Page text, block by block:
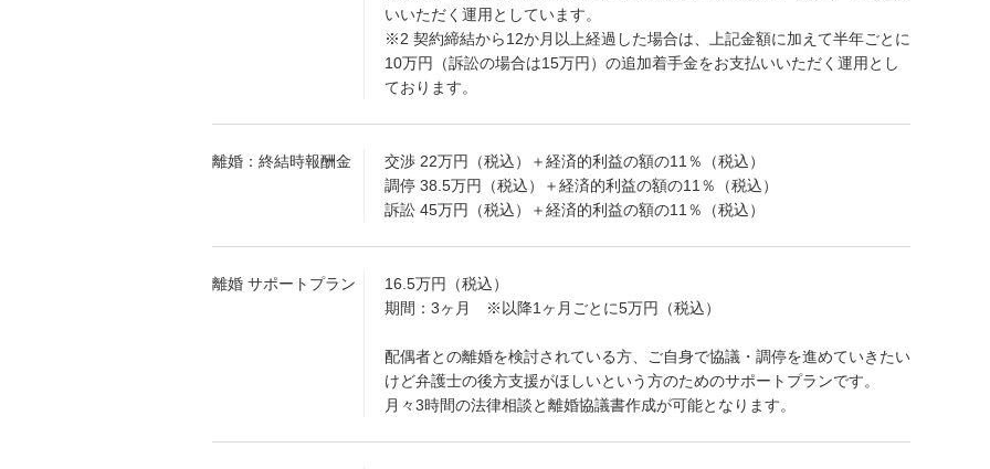
いいただく運用としています。
※2 契約締結から12か月以上経過した場合は、上記金額に加えて半年ごとに
10万円（訴訟の場合は15万円）の追加着手金をお支払いいただく運用とし
ております。
離婚：終結時報酬金
交渉 22万円（税込）＋経済的利益の額の11％（税込）
調停 38.5万円（税込）＋経済的利益の額の11％（税込）
訴訟 45万円（税込）＋経済的利益の額の11％（税込）
離婚 サポートプラン
16.5万円（税込）
期間：3ヶ月 ※以降1ヶ月ごとに5万円（税込）
配偶者との離婚を検討されている方、ご自身で協議・調停を進めていきたい
けど弁護士の後方支援がほしいという方のためのサポートプランです。
月々3時間の法律相談と離婚協議書作成が可能となります。